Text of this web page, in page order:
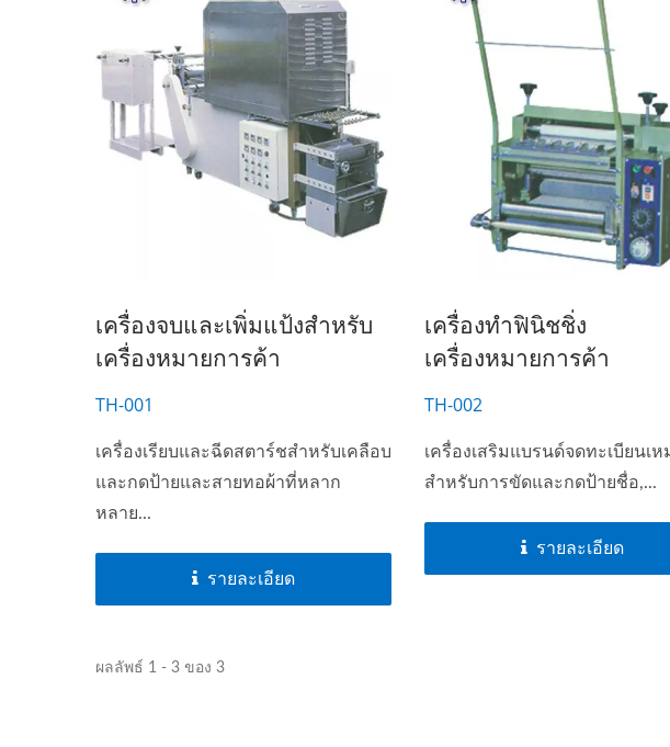
เครื่องจบและเพิ่มแป้งสำหรับ
เครื่องหมายการค้า
TH-001
เครื่องเรียบและฉีดสตาร์ชสำหรับเคลือบ
และกดป้ายและสายทอผ้าที่หลาก
หลาย...
รายละเอียด
เครื่องทำฟินิชชิ่ง
เครื่องหมายการค้า
TH-002
เครื่องเสริมแบรนด์จดทะเบียนเห
สำหรับการขัดและกดป้ายชื่อ,...
รายละเอียด
ผลลัพธ์ 1 - 3 ของ 3